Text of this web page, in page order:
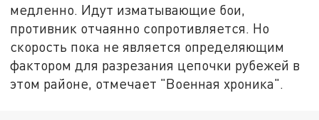
медленно. Идут изматывающие бои,
противник отчаянно сопротивляется. Но
скорость пока не является определяющим
фактором для разрезания цепочки рубежей в
этом районе, отмечает "Военная хроника".